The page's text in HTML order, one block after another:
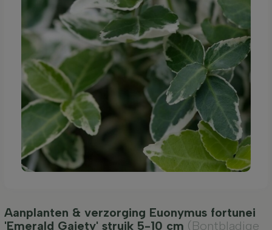
Aanplanten & verzorging Euonymus fortunei
'Emerald Gaiety' struik 5-10 cm (Bontbladige